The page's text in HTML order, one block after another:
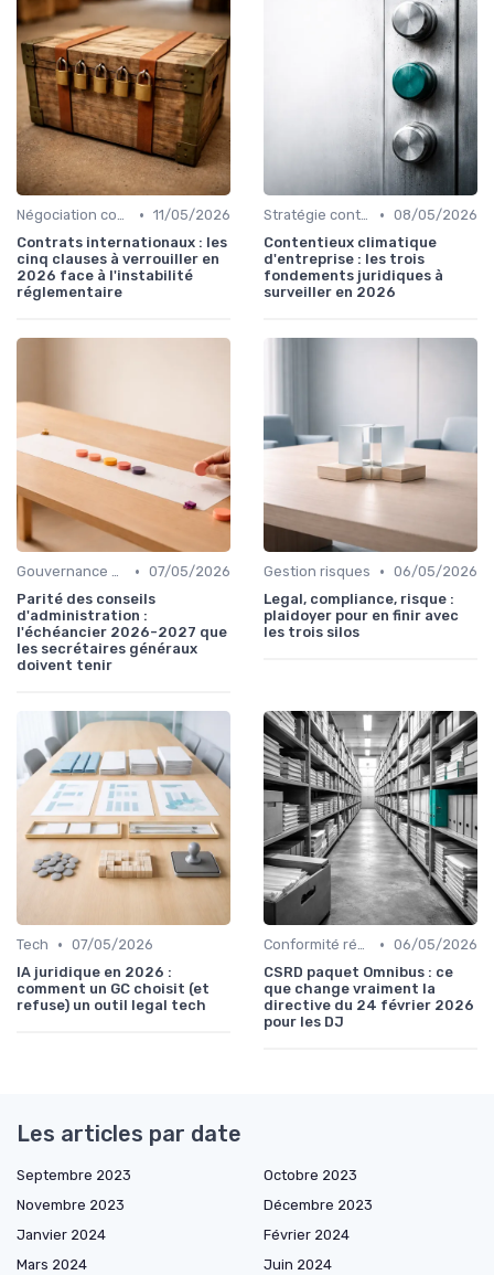
Négociation contrats • 11/05/2026
Contrats internationaux : les
cinq clauses à verrouiller en
2026 face à l'instabilité
réglementaire
Stratégie contentieuse • 08/05/2026
Contentieux climatique
d'entreprise : les trois
fondements juridiques à
surveiller en 2026
Gouvernance d'entreprise • 07/05/2026
Parité des conseils
d'administration :
l'échéancier 2026-2027 que
les secrétaires généraux
doivent tenir
Gestion risques • 06/05/2026
Legal, compliance, risque :
plaidoyer pour en finir avec
les trois silos
Tech • 07/05/2026
IA juridique en 2026 :
comment un GC choisit (et
refuse) un outil legal tech
Conformité réglementaire • 06/05/2026
CSRD paquet Omnibus : ce
que change vraiment la
directive du 24 février 2026
pour les DJ
Les articles par date
Septembre 2023
Octobre 2023
Novembre 2023
Décembre 2023
Janvier 2024
Février 2024
Mars 2024
Juin 2024